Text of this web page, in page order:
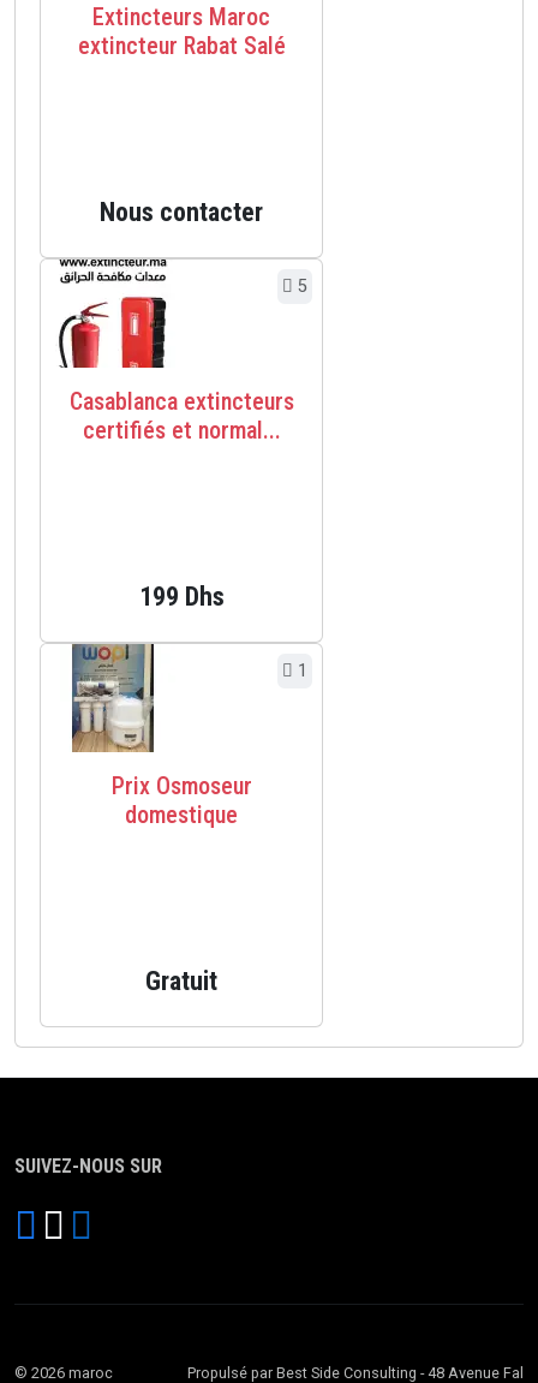
Extincteurs Maroc
extincteur Rabat Salé
Nous contacter
5
Casablanca extincteurs
certifiés et normal...
199 Dhs
1
Prix Osmoseur
domestique
Gratuit
SUIVEZ-NOUS SUR
© 2026 maroc Propulsé par Best Side Consulting - 48 Avenue Fal